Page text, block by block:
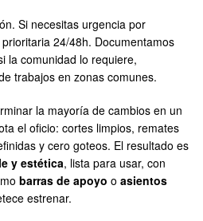
Si necesitas urgencia por
24/48h. Documentamos
la comunidad lo requiere,
trabajos en zonas comunes.
la mayoría de cambios en un
el oficio: cortes limpios, remates
y cero goteos. El resultado es
y estética, lista para usar, con
barras de apoyo o asientos
estrenar.